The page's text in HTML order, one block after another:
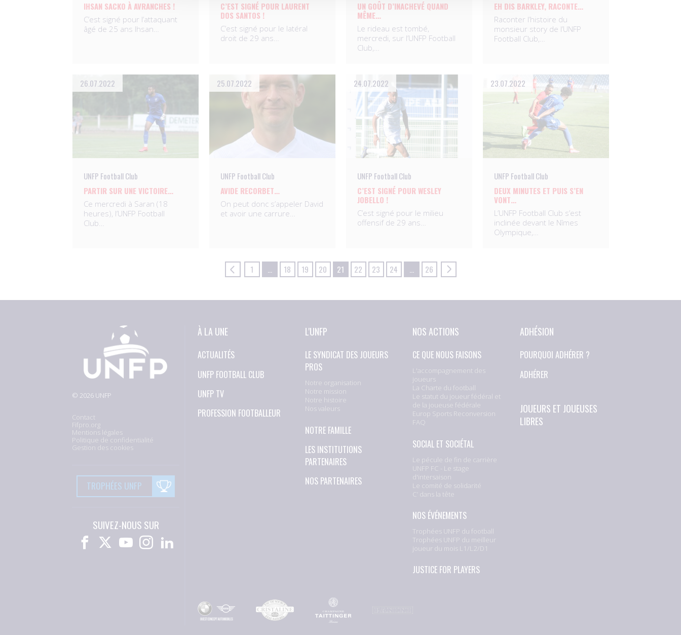
IHSAN SACKO À AVRANCHES !
C’est signé pour l’attaquant
âgé de 25 ans Ihsan…
C’EST SIGNÉ POUR LAURENT
DOS SANTOS !
C’est signé pour le latéral
droit de 29 ans…
UN GOÛT D’INACHEVÉ QUAND
MÊME…
Le rideau est tombé,
mercredi, sur l’UNFP Football
Club,…
EH DIS BARKLEY, RACONTE…
Raconter l’histoire du
monsieur story de l’UNFP
Football Club,…
26.07.2022
UNFP Football Club
PARTIR SUR UNE VICTOIRE…
Ce mercredi à Saran (18
heures), l’UNFP Football
Club…
25.07.2022
UNFP Football Club
AVIDE RECORBET…
On peut donc s’appeler David
et avoir une carrure…
24.07.2022
UNFP Football Club
C’EST SIGNÉ POUR WESLEY
JOBELLO !
C’est signé pour le milieu
offensif de 29 ans…
23.07.2022
UNFP Football Club
DEUX MINUTES ET PUIS S’EN
VONT…
L’UNFP Football Club s’est
inclinée devant le Nîmes
Olympique,…
1 18 19 20 21 22 23 24 26
© 2026 UNFP
Contact
Fifpro.org
Mentions légales
Politique de confidentialité
Gestion des cookies
TROPHÉES UNFP
SUIVEZ-NOUS SUR
À LA UNE
ACTUALITÉS
UNFP FOOTBALL CLUB
UNFP TV
PROFESSION FOOTBALLEUR
L'UNFP
LE SYNDICAT DES JOUEURS
PROS
Notre organisation
Notre mission
Notre histoire
Nos valeurs
NOTRE FAMILLE
LES INSTITUTIONS
PARTENAIRES
NOS PARTENAIRES
NOS ACTIONS
CE QUE NOUS FAISONS
L'accompagnement des
joueurs
La Charte du football
Le statut du joueur fédéral et
de la joueuse fédérale
Europ Sports Reconversion
FAQ
SOCIAL ET SOCIÉTAL
Le pécule de fin de carrière
UNFP FC - Le stage
d'intersaison
Le comité de solidarité
C’ dans la tête
NOS ÉVÉNEMENTS
Trophées UNFP du football
Trophées UNFP du meilleur
joueur du mois L1/L2/D1
JUSTICE FOR PLAYERS
ADHÉSION
POURQUOI ADHÉRER ?
ADHÉRER
JOUEURS ET JOUEUSES
LIBRES